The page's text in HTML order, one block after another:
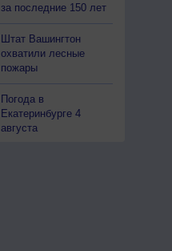
за последние 150 лет
Штат Вашингтон
охватили лесные
пожары
Погода в
Екатеринбурге 4
августа